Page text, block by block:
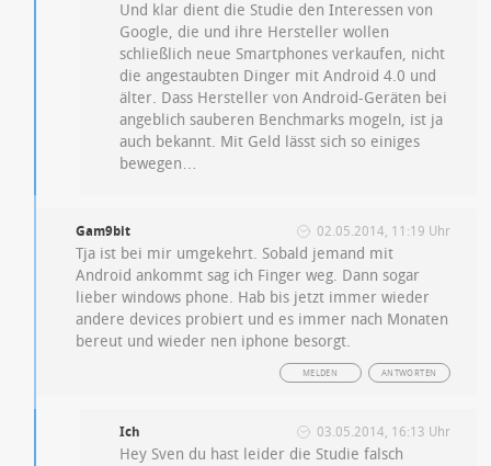
Und klar dient die Studie den Interessen von
Google, die und ihre Hersteller wollen
schließlich neue Smartphones verkaufen, nicht
die angestaubten Dinger mit Android 4.0 und
älter. Dass Hersteller von Android-Geräten bei
angeblich sauberen Benchmarks mogeln, ist ja
auch bekannt. Mit Geld lässt sich so einiges
bewegen…
Gam9bit 02.05.2014, 11:19 Uhr
Tja ist bei mir umgekehrt. Sobald jemand mit
Android ankommt sag ich Finger weg. Dann sogar
lieber windows phone. Hab bis jetzt immer wieder
andere devices probiert und es immer nach Monaten
bereut und wieder nen iphone besorgt.
ANTWORTEN
MELDEN
Ich 03.05.2014, 16:13 Uhr
Hey Sven du hast leider die Studie falsch